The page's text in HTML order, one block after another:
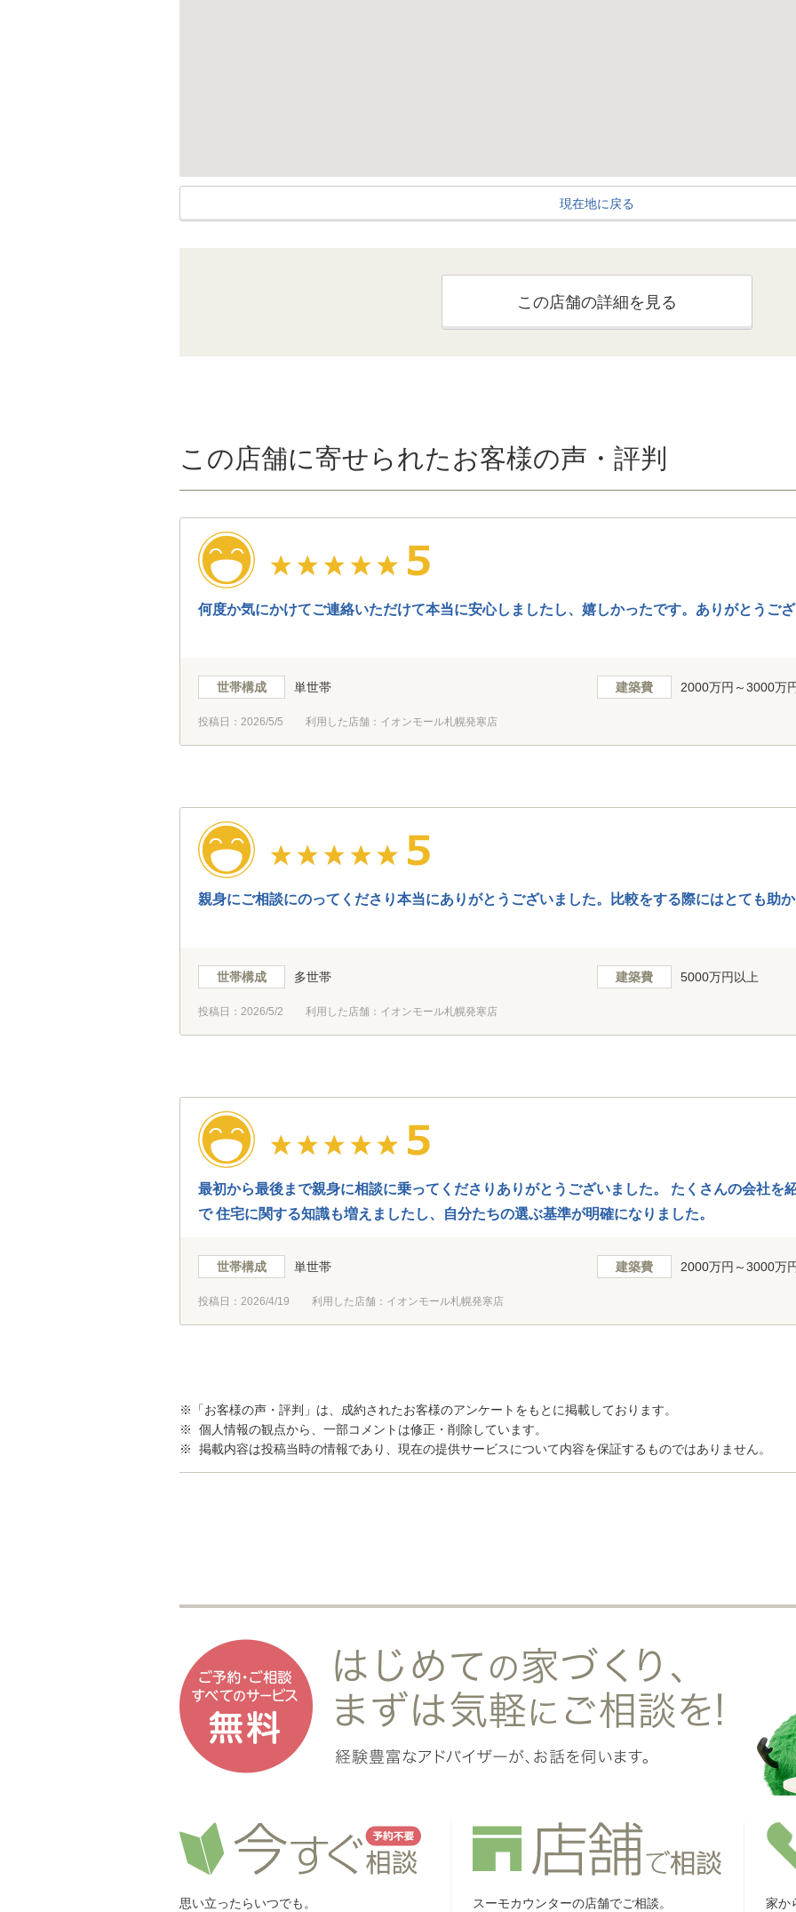
現在地に戻る
この店舗の詳細を見る
この店舗に寄せられたお客様の声・評判
何度か気にかけてご連絡いただけて本当に安心しましたし、嬉しかったです。ありがとうござ
世帯構成 単世帯 建築費 2000万円～3000万
投稿日： 2026/5/5 利用した店舗：イオンモール札幌発寒店
親身にご相談にのってくださり本当にありがとうございました。比較をする際にはとても助か
世帯構成 多世帯 建築費 5000万円以上
投稿日： 2026/5/2 利用した店舗：イオンモール札幌発寒店
最初から最後まで親身に相談に乗ってくださりありがとうございました。 たくさんの会社を
で 住宅に関する知識も増えましたし、自分たちの選ぶ基準が明確になりました。
世帯構成 単世帯 建築費 2000万円～3000万
投稿日： 2026/4/19 利用した店舗：イオンモール札幌発寒店
※「お客様の声・評判」は、成約されたお客様のアンケートをもとに掲載しております。
※ 個人情報の観点から、一部コメントは修正・削除しています。
※ 掲載内容は投稿当時の情報であり、現在の提供サービスについて内容を保証するものではありません。
思い立ったらいつでも。 スーモカウンターの店舗でご相談。 家か